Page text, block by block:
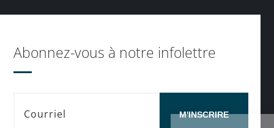
Abonnez-vous à notre infolettre
M'INSCRIRE